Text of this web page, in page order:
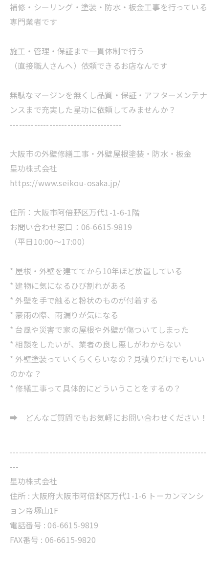
補修・シーリング・塗装・防水・板金工事を行っている
専門業者です
施工・管理・保証まで一貫体制で行う
（直接職人さんへ）依頼できるお店なんです
無駄なマージンを無くし品質・保証・アフターメンテナ
ンスまで充実した星功に依頼してみませんか？
-------------------------------------
大阪市の外壁修繕工事・外壁屋根塗装・防水・板金
星功株式会社
https://www.seikou-osaka.jp/
住所：大阪市阿倍野区万代1-1-6-1階
お問い合わせ窓口：06-6615-9819
（平日10:00～17:00）
* 屋根・外壁を建ててから10年ほど放置している
* 建物に気になるひび割れがある
* 外壁を手で触ると粉状のものが付着する
* 豪雨の際、雨漏りが気になる
* 台風や災害で家の屋根や外壁が傷ついてしまった
* 相談をしたいが、業者の良し悪しがわからない
* 外壁塗装っていくらくらいなの？見積りだけでもいい
のかな？
* 修繕工事って具体的にどういうことをするの？
➡ どんなご質問でもお気軽にお問い合わせください！
-----------------------------------------------------------------
---
星功株式会社
住所 : 大阪府大阪市阿倍野区万代1-1-6 トーカンマンシ
ョン帝塚山1F
電話番号 : 06-6615-9819
FAX番号 : 06-6615-9820